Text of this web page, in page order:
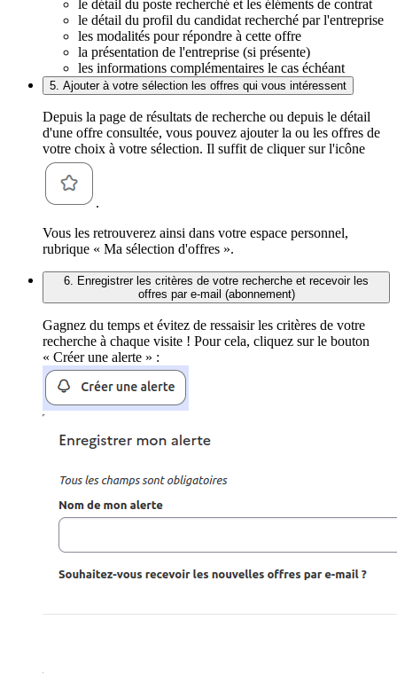
le détail du poste recherché et les éléments de contrat
le détail du profil du candidat recherché par l'entreprise
les modalités pour répondre à cette offre
la présentation de l'entreprise (si présente)
les informations complémentaires le cas échéant
5. Ajouter à votre sélection les offres qui vous intéressent
Depuis la page de résultats de recherche ou depuis le détail
d'une offre consultée, vous pouvez ajouter la ou les offres de
votre choix à votre sélection. Il suffit de cliquer sur l'icône
.
Vous les retrouverez ainsi dans votre espace personnel,
rubrique « Ma sélection d'offres ».
6. Enregistrer les critères de votre recherche et recevoir les
offres par e-mail (abonnement)
Gagnez du temps et évitez de ressaisir les critères de votre
recherche à chaque visite ! Pour cela, cliquez sur le bouton
« Créer une alerte » :